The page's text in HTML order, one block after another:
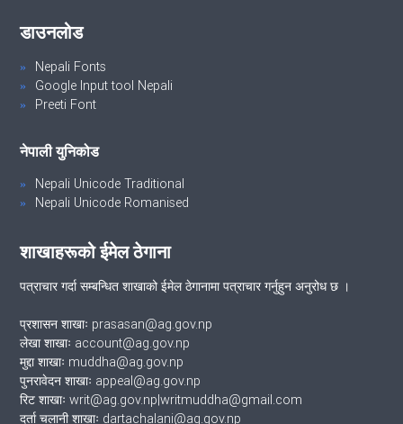
डाउनलोड
Nepali Fonts
Google Input tool Nepali
Preeti Font
नेपाली युनिकोड
Nepali Unicode Traditional
Nepali Unicode Romanised
शाखाहरूको ईमेल ठेगाना
पत्राचार गर्दा सम्बन्धित शाखाको ईमेल ठेगानामा पत्राचार गर्नुहुन अनुरोध छ ।
प्रशासन शाखाः prasasan@ag.gov.np
लेखा शाखाः account@ag.gov.np
मुद्दा शाखाः muddha@ag.gov.np
पुनरावेदन शाखाः appeal@ag.gov.np
रिट शाखाः writ@ag.gov.np|writmuddha@gmail.com
दर्ता चलानी शाखाः dartachalani@ag.gov.np